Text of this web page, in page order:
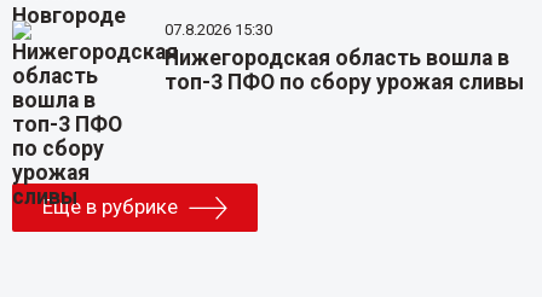
07.8.2026 15:30
Нижегородская область вошла в
топ-3 ПФО по сбору урожая сливы
Еще в рубрике